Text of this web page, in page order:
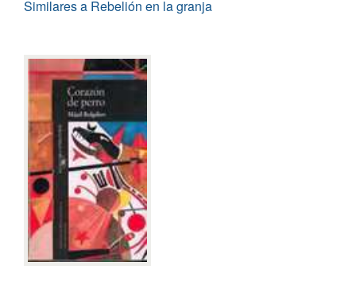
Similares a Rebelión en la granja